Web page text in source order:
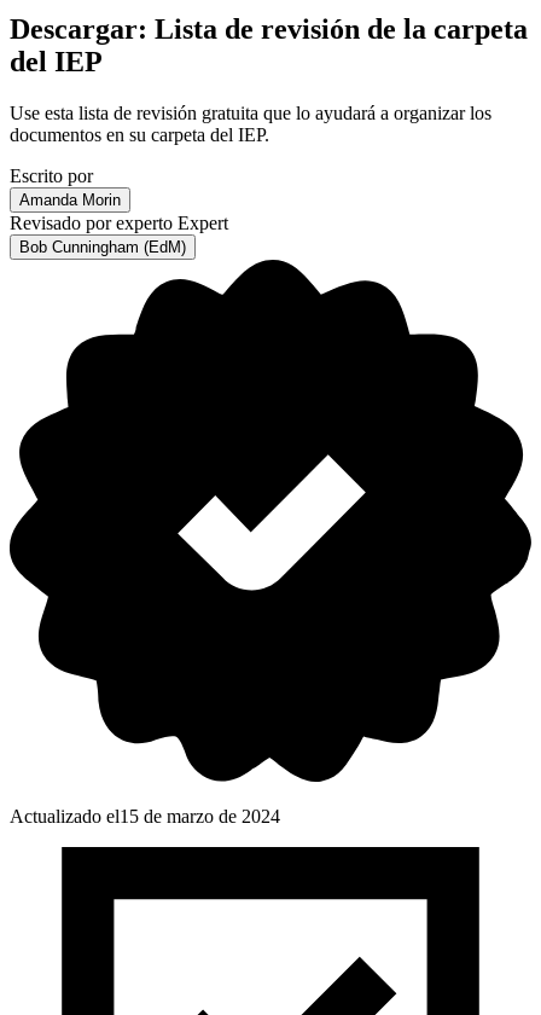
Descargar: Lista de revisión de la carpeta
del IEP
Use esta lista de revisión gratuita que lo ayudará a organizar los
documentos en su carpeta del IEP.
Escrito por
Amanda Morin
Revisado por experto Expert
Bob Cunningham (EdM)
Actualizado el15 de marzo de 2024